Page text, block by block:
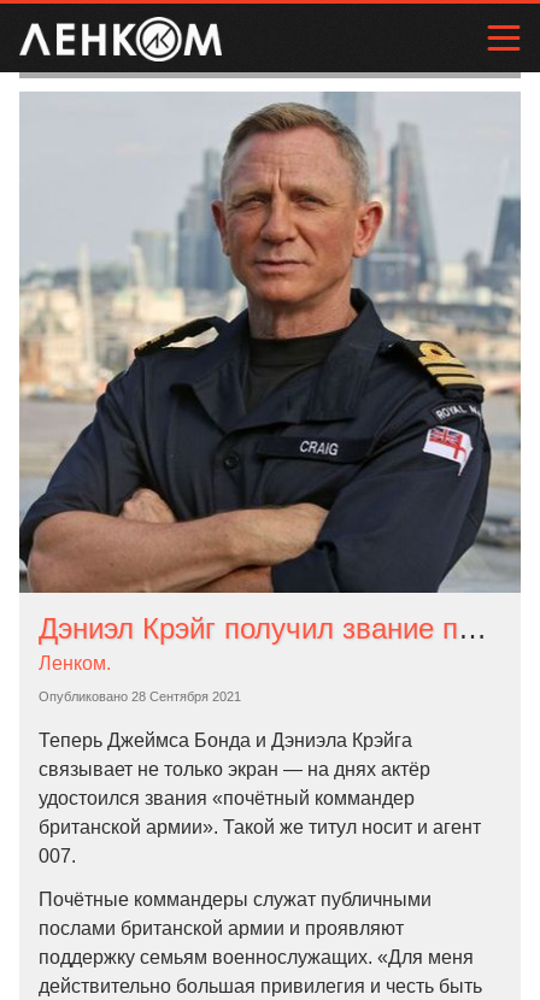
Дэниэл Крэйг получил звание почётного коммандера британской армии
Опубликовано 28 Сентября 2021
Ленком.
Теперь Джеймса Бонда и Дэниэла Крэйга
связывает не только экран — на днях актёр
удостоился звания «почётный коммандер
британской армии». Такой же титул носит и агент
007.
Почётные коммандеры служат публичными
послами британской армии и проявляют
поддержку семьям военнослужащих. «Для меня
действительно большая привилегия и честь быть